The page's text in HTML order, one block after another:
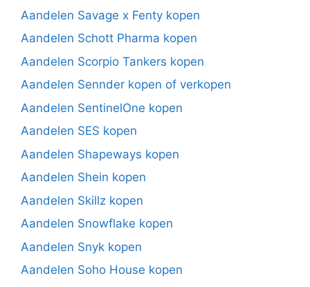
Aandelen Savage x Fenty kopen
Aandelen Schott Pharma kopen
Aandelen Scorpio Tankers kopen
Aandelen Sennder kopen of verkopen
Aandelen SentinelOne kopen
Aandelen SES kopen
Aandelen Shapeways kopen
Aandelen Shein kopen
Aandelen Skillz kopen
Aandelen Snowflake kopen
Aandelen Snyk kopen
Aandelen Soho House kopen